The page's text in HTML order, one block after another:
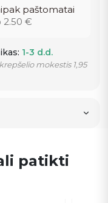
paštomatai
2.50 €
1-3 d.d.
mokestis 1,95
patikti